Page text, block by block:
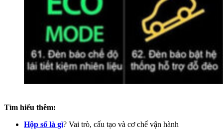
Tìm hiểu thêm:
Hộp số là gì? Vai trò, cấu tạo và cơ chế vận hành